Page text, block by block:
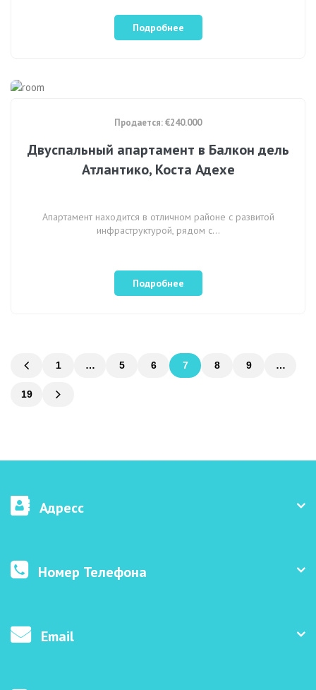
Подробнее
Продается: €240.000
Двуспальный апартамент в Балкон дель
Атлантико, Коста Адехе
Апартамент находится в отличном районе с развитой
инфраструктурой, рядом с…
Подробнее
1 … 5 6 7 8 9 …
19
Адресс
Номер Телефона
Email